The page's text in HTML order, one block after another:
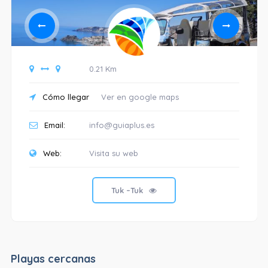
0.21 Km
Cómo llegar Ver en google maps
Email: info@guiaplus.es
Web: Visita su web
Tuk –Tuk
Playas cercanas